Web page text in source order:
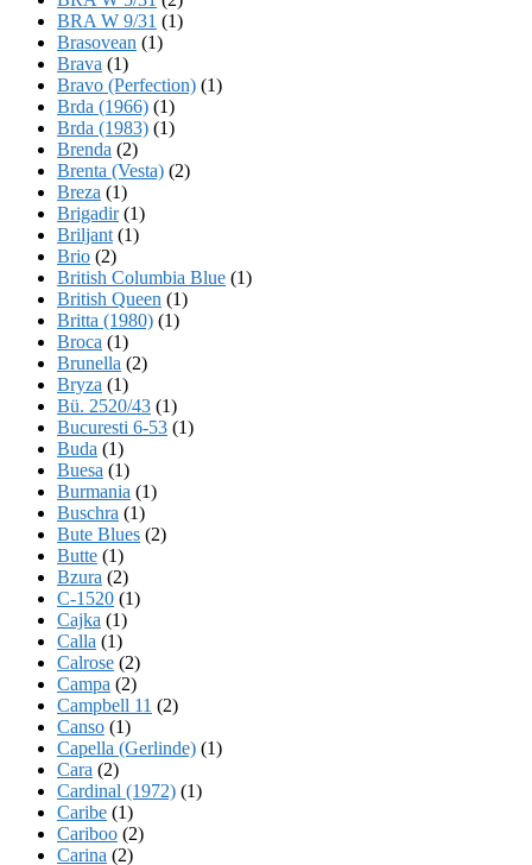
BRA W 9/31 (1)
Brasovean (1)
Brava (1)
Bravo (Perfection) (1)
Brda (1966) (1)
Brda (1983) (1)
Brenda (2)
Brenta (Vesta) (2)
Breza (1)
Brigadir(1)
Briljant (1)
Brio (2)
British Columbia Blue (1)
British Queen (1)
Britta (1980) (1)
Broca (1)
Brunella (2)
Bryza (1)
Bü. 2520/43 (1)
Bucuresti 6-53 (1)
Buda (1)
Buesa (1)
Burmania (1)
Buschra (1)
Bute Blues (2)
Butte (1)
Bzura (2)
C-1520 (1)
Cajka (1)
Calla (1)
Calrose (2)
Campa (2)
Campbell 11 (2)
Canso (1)
Capella (Gerlinde) (1)
Cara (2)
Cardinal (1972) (1)
Caribe (1)
Cariboo (2)
Carina (2)